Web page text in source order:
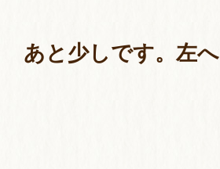
あと少しです。左へ